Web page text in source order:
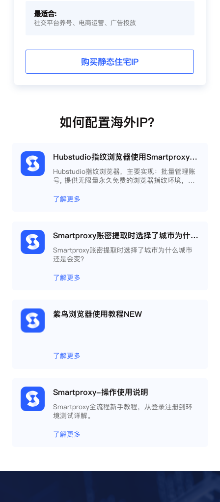
最适合:
社交平台养号、电商运营、广告投放
购买静态住宅IP
如何配置海外IP？
Hubstudio指纹浏览器使用Smartproxy教程
Hubstudio指纹浏览器，主要实现：批量管理账
号, 提供无限量永久免费的浏览器指纹环境，并
工作效率 。
了解更多
Smartproxy账密提取时选择了城市为什么城市还是会变？
Smartproxy账密提取时选择了城市为什么城市
还是会变？
了解更多
紫鸟浏览器使用教程NEW
了解更多
Smartproxy-操作使用说明
Smartproxy全流程新手教程，从登录注册到环
境测试详解。
了解更多